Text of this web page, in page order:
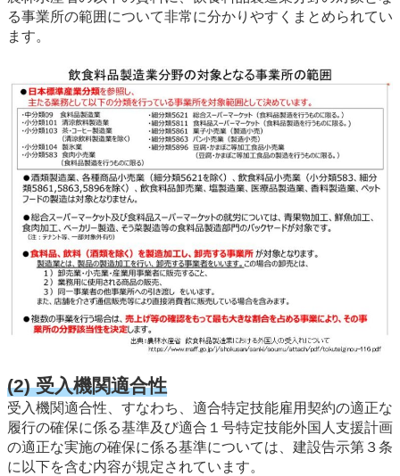
る事業所の範囲について非常に分かりやすくまとめられてい
ます。
(2) 受入機関適合性
受入機関適合性、すなわち、適合特定技能雇用契約の適正な
履行の確保に係る基準及び適合１号特定技能外国人支援計画
の適正な実施の確保に係る基準については、建設告示第３条
に以下を含む内容が規定されています。